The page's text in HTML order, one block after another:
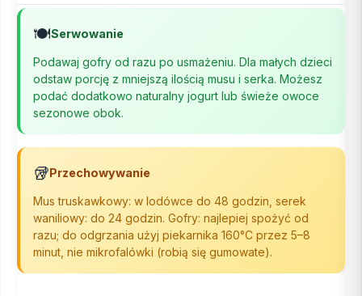
🍽️Serwowanie
Podawaj gofry od razu po usmażeniu. Dla małych dzieci
odstaw porcję z mniejszą ilością musu i serka. Możesz
podać dodatkowo naturalny jogurt lub świeże owoce
sezonowe obok.
🥡Przechowywanie
Mus truskawkowy: w lodówce do 48 godzin, serek
waniliowy: do 24 godzin. Gofry: najlepiej spożyć od
razu; do odgrzania użyj piekarnika 160°C przez 5–8
minut, nie mikrofalówki (robią się gumowate).